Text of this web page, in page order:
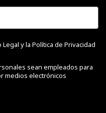
Legal y la Política de Privacidad
sean empleados para
medios electrónicos